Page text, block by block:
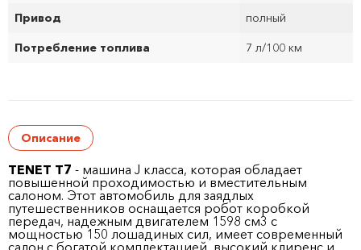
Привод полный
Потребление топлива 7 л/100 км
Описание
TENET T7 - машина J класса, которая обладает
повышенной проходимостью и вместительным
салоном. Этот автомобиль для заядлых
путешественников оснащается робот коробкой
передач, надежным двигателем 1598 см3 с
мощностью 150 лошадиных сил, имеет современный